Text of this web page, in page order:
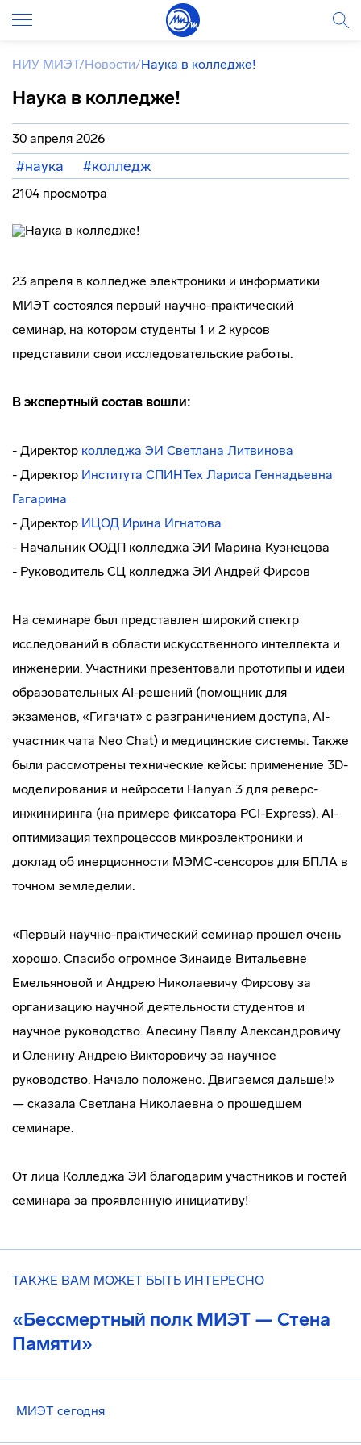
НИУ МИЭТ/Новости/Наука в колледже!
Наука в колледже!
30 апреля 2026
#наука #колледж
2104 просмотра
23 апреля в колледже электроники и информатики
МИЭТ состоялся первый научно-практический
семинар, на котором студенты 1 и 2 курсов
представили свои исследовательские работы.
В экспертный состав вошли:
- Директор колледжа ЭИ Светлана Литвинова
- Директор Института СПИНТех Лариса Геннадьевна
Гагарина
- Директор ИЦОД Ирина Игнатова
- Начальник ООДП колледжа ЭИ Марина Кузнецова
- Руководитель СЦ колледжа ЭИ Андрей Фирсов
На семинаре был представлен широкий спектр
исследований в области искусственного интеллекта и
инженерии. Участники презентовали прототипы и идеи
образовательных AI-решений (помощник для
экзаменов, «Гигачат» с разграничением доступа, AI-
участник чата Neo Chat) и медицинские системы. Также
были рассмотрены технические кейсы: применение 3D-
моделирования и нейросети Hanyan 3 для реверс-
инжиниринга (на примере фиксатора PCI-Express), AI-
оптимизация техпроцессов микроэлектроники и
доклад об инерционности МЭМС-сенсоров для БПЛА в
точном земледелии.
«Первый научно-практический семинар прошел очень
хорошо. Спасибо огромное Зинаиде Витальевне
Емельяновой и Андрею Николаевичу Фирсову за
организацию научной деятельности студентов и
научное руководство. Алесину Павлу Александровичу
и Оленину Андрею Викторовичу за научное
руководство. Начало положено. Двигаемся дальше!»
— сказала Светлана Николаевна о прошедшем
семинаре.
От лица Колледжа ЭИ благодарим участников и гостей
семинара за проявленную инициативу!
ТАКЖЕ ВАМ МОЖЕТ БЫТЬ ИНТЕРЕСНО
«Бессмертный полк МИЭТ — Стена
Памяти»
МИЭТ сегодня